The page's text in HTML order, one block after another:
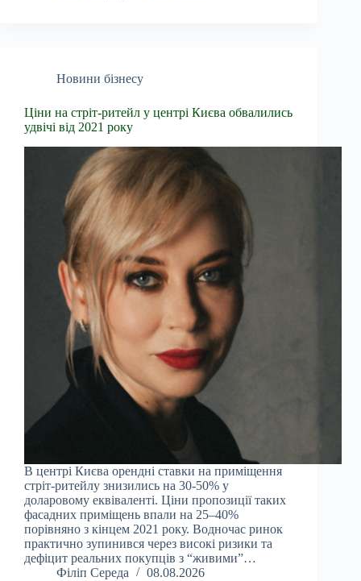
Новини бізнесу
Ціни на стріт-ритейл у центрі Києва обвалились
удвічі від 2021 року
В центрі Києва орендні ставки на приміщення
стріт-ритейлу знизились на 30-50% у
доларовому еквіваленті. Ціни пропозиції таких
фасадних приміщень впали на 25–40%
порівняно з кінцем 2021 року. Водночас ринок
практично зупинився через високі ризики та
дефіцит реальних покупців з “живими”…
Філіп Середа
08.08.2026